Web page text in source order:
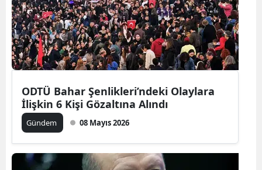
ODTÜ Bahar Şenlikleri’ndeki Olaylara
İlişkin 6 Kişi Gözaltına Alındı
Gündem 08 Mayıs 2026